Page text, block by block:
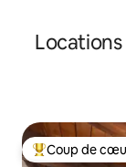
Coups de cœur
Coup de